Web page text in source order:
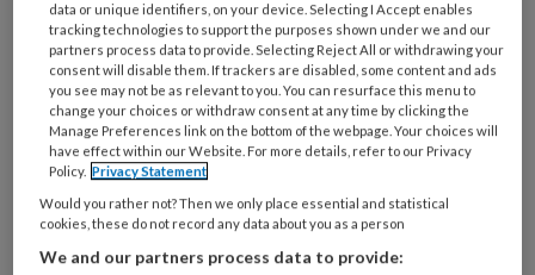
verpleegkundigen in het ziekenhuis
van Alrijne vinden het moeilijk om
adequaat te reageren op de behoeften
van patiënten in de palliatieve fase.
Een praktijkgericht programma moet
dit veranderen.
data or unique identifiers, on your device. Selecting I Accept enables
tracking technologies to support the purposes shown under we and our
partners process data to provide. Selecting Reject All or withdrawing your
consent will disable them. If trackers are disabled, some content and ads
you see may not be as relevant to you. You can resurface this menu to
change your choices or withdraw consent at any time by clicking the
Manage Preferences link on the bottom of the webpage. Your choices will
have effect within our Website. For more details, refer to our Privacy
Policy. Privacy Statement
Would you rather not? Then we only place essential and statistical
cookies, these do not record any data about you as a person
We and our partners process data to provide: